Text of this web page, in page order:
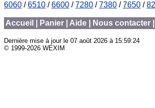
6060 /6510 /6600 /7280 /7380 /7650 /
Accueil Panier Aide Nous contacter
Dernière mise à jour le 07 août 2026 à 15:59:24
© 1999-2026 WEXIM